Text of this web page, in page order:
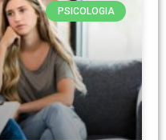
PSICOLOGIA